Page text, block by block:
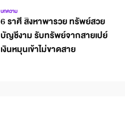
บทความ
6 ราศี สิงหาพารวย ทรัพย์สวย
บัญชีงาม รับทรัพย์จากสายเปย์
เงินหมุนเข้าไม่ขาดสาย